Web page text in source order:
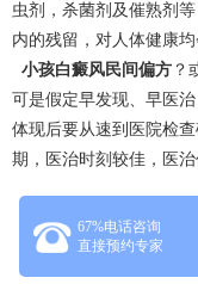
虫剂，杀菌剂及催熟剂
内的残留，对人体健康均
小孩白癜风民间偏方 ？
可是假定早发现、早医
体现后要从速到医院检
期，医治时刻较佳，医治
67%电话咨询
直接预约专家